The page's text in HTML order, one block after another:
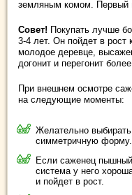
земляным комом. Первый
Совет! Покупать лучше
3-4 лет. Он пойдет в рост
молодое деревце,
догонит и перегонит
При внешнем осмотре
на следующие моменты:
Желательно
симметричную форму.
Если саженец
система у него
и пойдет в рост.